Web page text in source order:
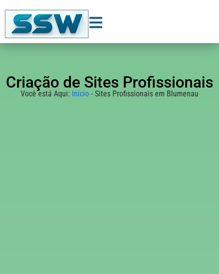
Criação de Sites Profissionais
Você está Aqui: Início - Sites Profissionais em Blumenau